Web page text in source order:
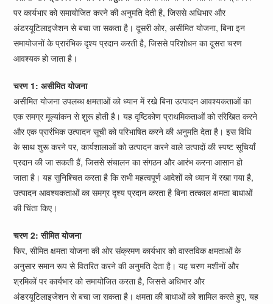
पर कार्यभार को समायोजित करने की अनुमति देती है, जिससे अधिभार और
अंडरयूटिलाइजेशन से बचा जा सकता है। दूसरी ओर, असीमित योजना, बिना इन
समायोजनों के प्रारंभिक दृश्य प्रदान करती है, जिससे परिशोधन का दूसरा चरण
आवश्यक हो जाता है।
चरण 1: असीमित योजना
असीमित योजना उपलब्ध क्षमताओं को ध्यान में रखे बिना उत्पादन आवश्यकताओं का
एक समग्र मूल्यांकन से शुरू होती है। यह दृष्टिकोण प्राथमिकताओं को संरेखित करने
और एक प्रारंभिक उत्पादन सूची को परिभाषित करने की अनुमति देता है। इस विधि
के साथ शुरू करने पर, कार्यशालाओं को उत्पादन करने वाले उत्पादों की स्पष्ट सूचियाँ
प्रदान की जा सकती हैं, जिससे संचालन का संगठन और आरंभ करना आसान हो
जाता है। यह सुनिश्चित करता है कि सभी महत्वपूर्ण आदेशों को ध्यान में रखा गया है,
उत्पादन आवश्यकताओं का समग्र दृश्य प्रदान करता है बिना तत्काल क्षमता बाधाओं
की चिंता किए।
चरण 2: सीमित योजना
फिर, सीमित क्षमता योजना की ओर संक्रमण कार्यभार को वास्तविक क्षमताओं के
अनुसार समान रूप से वितरित करने की अनुमति देता है। यह चरण मशीनों और
श्रमिकों पर कार्यभार को समायोजित करता है, जिससे अधिभार और
अंडरयूटिलाइजेशन से बचा जा सकता है। क्षमता की बाधाओं को शामिल करते हुए, यह